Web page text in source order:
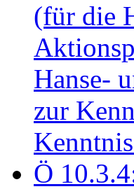
(für die
Hanse-
zur
Ö